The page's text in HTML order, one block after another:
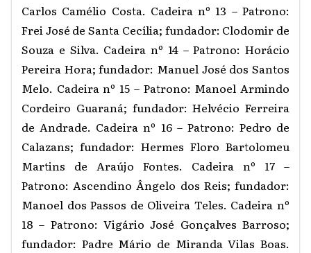
Carlos Camélio Costa. Cadeira nº 13 – Patrono:
Frei José de Santa Cecília; fundador: Clodomir de
Souza e Silva. Cadeira nº 14 – Patrono: Horácio
Pereira Hora; fundador: Manuel José dos Santos
Melo. Cadeira nº 15 – Patrono: Manoel Armindo
Cordeiro Guaraná; fundador: Helvécio Ferreira
de Andrade. Cadeira nº 16 – Patrono: Pedro de
Calazans; fundador: Hermes Floro Bartolomeu
Martins de Araújo Fontes. Cadeira nº 17 –
Patrono: Ascendino Ângelo dos Reis; fundador:
Manoel dos Passos de Oliveira Teles. Cadeira nº
18 – Patrono: Vigário José Gonçalves Barroso;
fundador: Padre Mário de Miranda Vilas Boas.